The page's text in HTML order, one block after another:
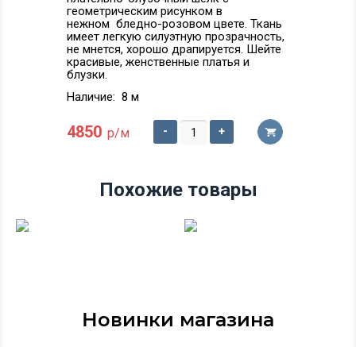
геометрическим рисунком в
нежном бледно-розовом цвете. Ткань
имеет легкую силуэтную прозрачность,
не мнется, хорошо драпируется. Шейте
красивые, женственные платья и
блузки.
Наличие: 8 м
4850 р/м - +
Похожие товары
Новинки магазина